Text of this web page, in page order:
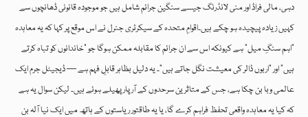
دہی، مالی فراڈ اور منی لانڈرنگ جیسے سنگین جرائم شامل ہیں جو موجودہ قانونی ڈھانچوں سے
کہیں زیادہ پیچیدہ ہو چکے ہیں۔اقوامِ متحدہ کے سیکرٹری جنرل نے اس موقع پر کہا کہ یہ معاہدہ
“اہم سنگِ میل” ہے کیونکہ اس سے ان جرائم کا مقابلہ ممکن ہوگا جو “خاندانوں کو تباہ کرتے
ہیں” اور “اربوں ڈالر کی معیشت نگل جاتے ہیں”۔ یہ دلیل بظاہر قابلِ فہم ہے — ڈیجیٹل جرم ایک
عالمی وبا بن چکا ہے، جس کے متاثرین سرحدوں کے آرپار پھیلے ہوئے ہیں۔ لیکن سوال یہ ہے
کہ کیا یہ معاہدہ واقعی تحفظ فراہم کرے گا، یا یہ طاقتور ریاستوں کے ہاتھ میں ایک نیا آلہ بن